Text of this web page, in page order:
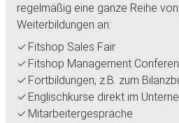
regelmäßig eine ganze Reihe
Weiterbildungen an:
Fitshop Sales Fair
Fitshop Management
Fortbildungen, z.B. zum
Englischkurse direkt im
Mitarbeitergespräche